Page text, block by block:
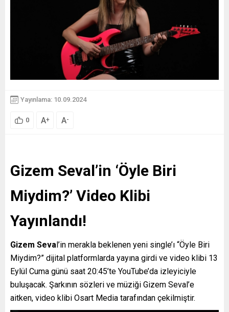
Yayınlama: 10.09.2024
0 A+ A-
Gizem Seval’in ‘Öyle Biri
Miydim?’ Video Klibi
Yayınlandı!
Gizem Seval’in merakla beklenen yeni single’ı “Öyle Biri
Miydim?” dijital platformlarda yayına girdi ve video klibi 13
Eylül Cuma günü saat 20:45’te YouTube’da izleyiciyle
buluşacak. Şarkının sözleri ve müziği Gizem Seval’e
aitken, video klibi Osart Media tarafından çekilmiştir.